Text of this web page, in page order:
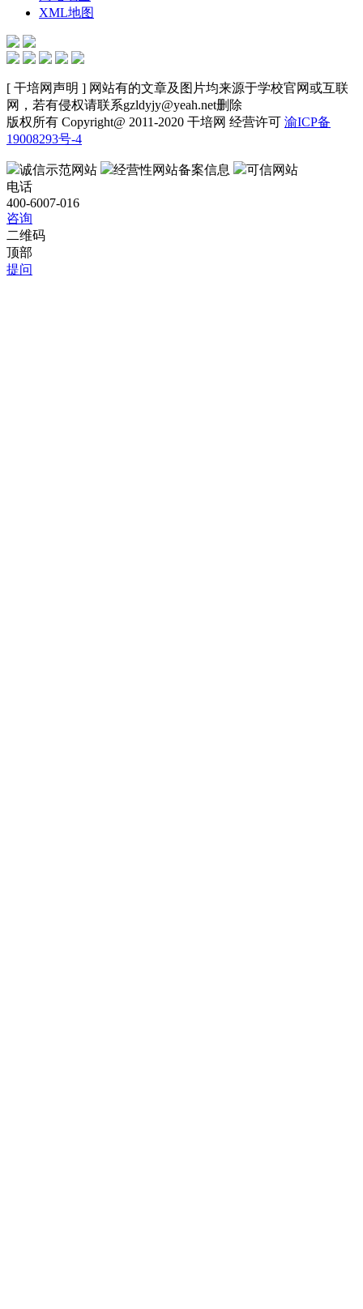
XML地图
[ 干培网声明 ] 网站有的文章及图片均来源于学校官网或互联
网，若有侵权请联系gzldyjy@yeah.net删除
版权所有 Copyright@ 2011-2020 干培网 经营许可 渝ICP备
19008293号-4
诚信示范网站 经营性网站备案信息
可信网站
电话
400-6007-016
咨询
二维码
顶部
提问